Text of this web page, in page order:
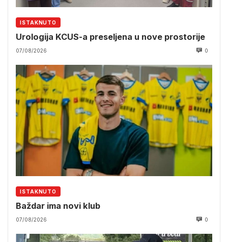
ISTAKNUTO
Urologija KCUS-a preseljena u nove prostorije
07/08/2026 0
ISTAKNUTO
Baždar ima novi klub
07/08/2026 0